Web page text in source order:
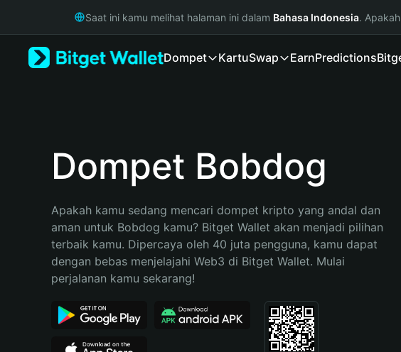
Русский
Bahasa Indonesia
Español (Argentina)
Saat ini kamu melihat halaman ini dalam Bahasa Indonesia.
Dompet KartuSwap EarnPredictions
Dompet Bobdog
Apakah kamu sedang mencari dompet kripto yang andal dan
aman untuk Bobdog kamu? Bitget Wallet akan menjadi pilihan
terbaik kamu. Dipercaya oleh 40 juta pengguna, kamu dapat
dengan bebas menjelajahi Web3 di Bitget Wallet. Mulai
perjalanan kamu sekarang!